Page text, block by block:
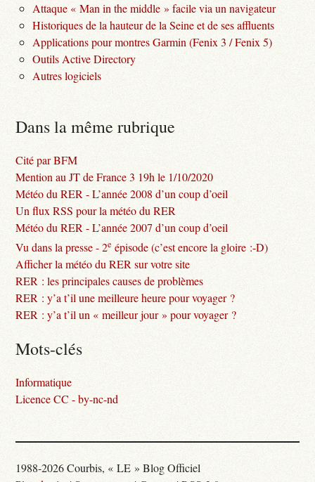
Attaque « Man in the middle » facile via un navigateur
Historiques de la hauteur de la Seine et de ses affluents
Applications pour montres Garmin (Fenix 3 / Fenix 5)
Outils Active Directory
Autres logiciels
Dans la même rubrique
Cité par BFM
Mention au JT de France 3 19h le 1/10/2020
Météo du RER - L’année 2008 d’un coup d’oeil
Un flux RSS pour la météo du RER
Météo du RER - L’année 2007 d’un coup d’oeil
Vu dans la presse - 2e épisode (c’est encore la gloire :-D)
Afficher la météo du RER sur votre site
RER : les principales causes de problèmes
RER : y’a t’il une meilleure heure pour voyager ?
RER : y’a t’il un « meilleur jour » pour voyager ?
Mots-clés
Informatique
Licence CC - by-nc-nd
1988-2026 Courbis, « LE » Blog Officiel